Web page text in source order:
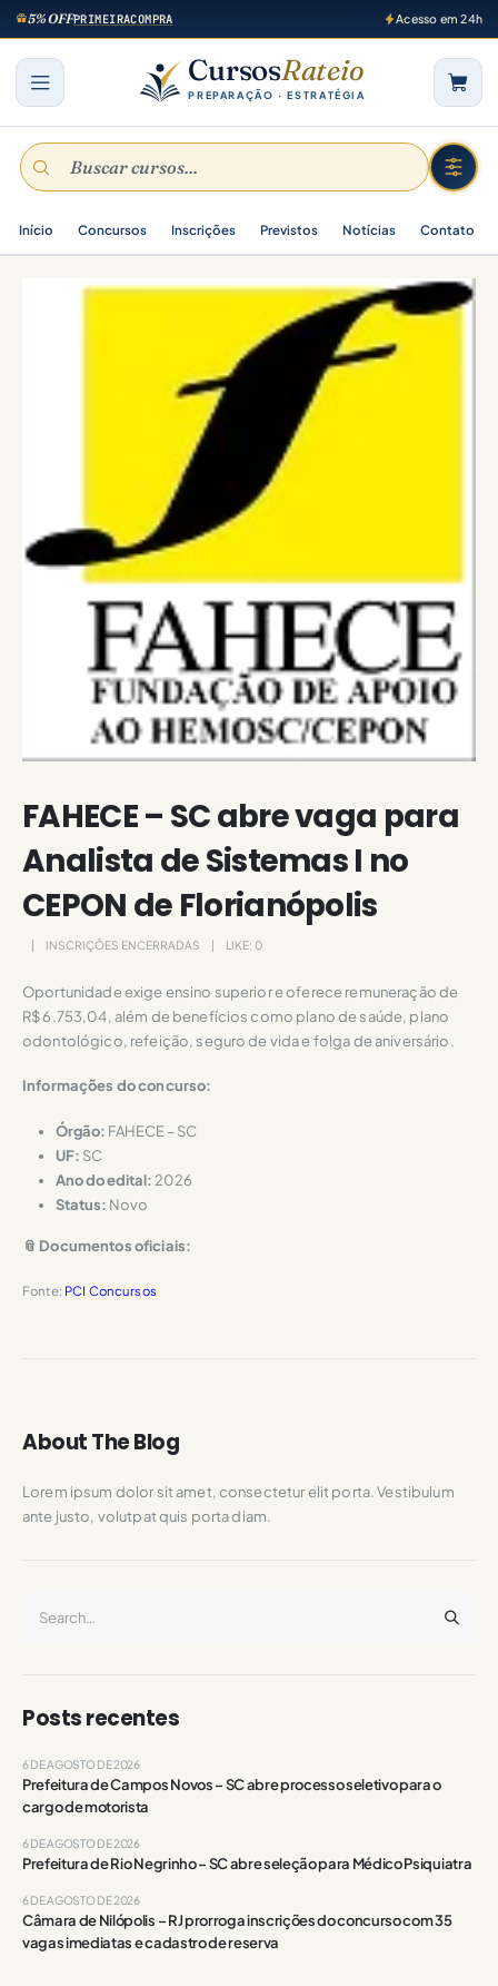
5% OFFPRIMEIRACOMPRA Acesso em 24h
CursosRateio
PREPARAÇÃO · ESTRATÉGIA
Início Concursos Inscrições Previstos Notícias Contato
FAHECE – SC abre vaga para
Analista de Sistemas I no
CEPON de Florianópolis
INSCRIÇÕES ENCERRADAS LIKE: 0
Oportunidade exige ensino superior e oferece remuneração de
R$ 6.753,04, além de benefícios como plano de saúde, plano
odontológico, refeição, seguro de vida e folga de aniversário.
Informações do concurso:
Órgão: FAHECE – SC
UF: SC
Ano do edital: 2026
Status: Novo
📎 Documentos oficiais:
Fonte: PCI Concursos
About The Blog
Lorem ipsum dolor sit amet, consectetur elit porta. Vestibulum
ante justo, volutpat quis porta diam.
Posts recentes
Prefeitura de Campos Novos – SC abre processo seletivo para o
cargo de motorista
6 DE AGOSTO DE 2026
Prefeitura de Rio Negrinho – SC abre seleção para Médico Psiquiatra
6 DE AGOSTO DE 2026
Câmara de Nilópolis – RJ prorroga inscrições do concurso com 35
vagas imediatas e cadastro de reserva
6 DE AGOSTO DE 2026